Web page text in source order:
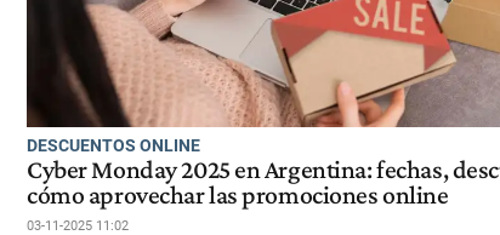
DESCUENTOS ONLINE
Cyber Monday 2025 en Argentina: fechas,
cómo aprovechar las promociones online
03-11-2025 11:02